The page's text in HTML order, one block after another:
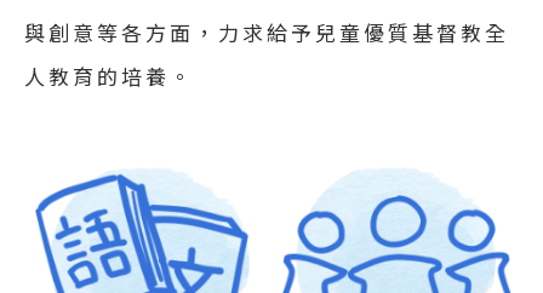
與創意等各方面，力求給予兒童優質基督教全
人教育的培養。